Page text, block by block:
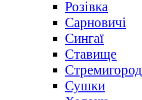
Розівка
Сарновичі
Сингаї
Ставище
Стремигород
Сушки